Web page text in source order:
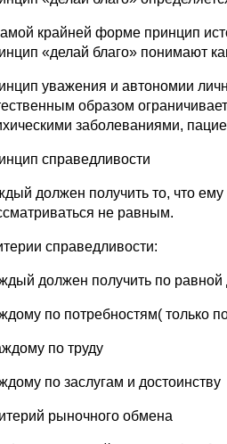
крайней форме принцип
«делай благо» понимают
уважения и автономии
образом
заболеваниями,
справедливости
должен получить то, что
не равным.
справедливости:
должен получить по равной
по потребностям( только
по труду
по заслугам и достоинству
рыночного обмена